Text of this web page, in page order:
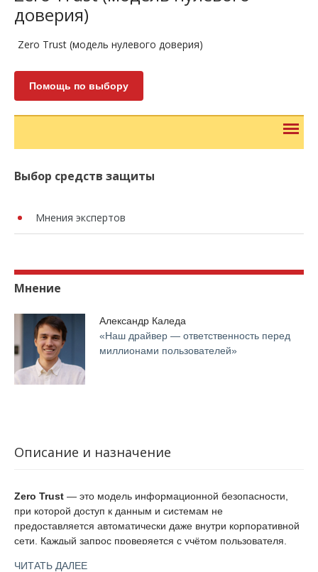
доверия)
Zero Trust (модель нулевого доверия)
Помощь по выбору
Выбор средств защиты
Мнения экспертов
Мнение
Александр Каледа
«Наш драйвер — ответственность перед
миллионами пользователей»
Описание и назначение
Zero Trust — это модель информационной безопасности,
при которой доступ к данным и системам не
предоставляется автоматически даже внутри корпоративной
сети. Каждый запрос проверяется с учётом пользователя,
ЧИТАТЬ ДАЛЕЕ